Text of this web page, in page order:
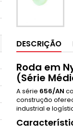
DESCRIÇÃO
Roda em
(Série
A série 656/AN
construção
industrial e